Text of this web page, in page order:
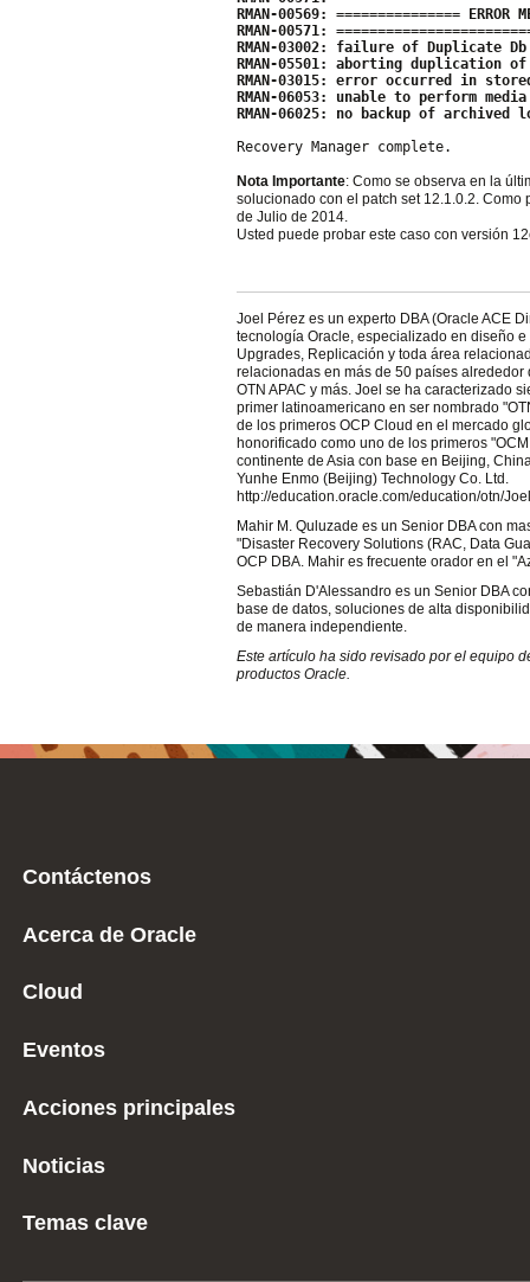
RMAN-00569: =============== ERROR
RMAN-00571:
RMAN-03002: failure of Duplicate
RMAN-05501: aborting duplication
RMAN-03015: error occurred in
RMAN-06053: unable to perform
RMAN-06025: no backup of
Recovery Manager complete.
Nota Importante: Como se observa en la
solucionado con el patch set 12.1.0.2.
de Julio de 2014.
Usted puede probar este caso con versión
Joel Pérez es un experto DBA (Oracle ACE
tecnología Oracle, especializado en diseño
Upgrades, Replicación y toda área
relacionadas en más de 50 países
OTN APAC y más. Joel se ha caracterizado
primer latinoamericano en ser nombrado
de los primeros OCP Cloud en el mercado
honorificado como uno de los primeros
continente de Asia con base en Beijing,
Yunhe Enmo (Beijing) Technology Co. Ltd.
http://education.oracle.com/education/otn/
Mahir M. Quluzade es un Senior DBA con
"Disaster Recovery Solutions (RAC, Data
OCP DBA. Mahir es frecuente orador en el
Sebastián D'Alessandro es un Senior DBA
base de datos, soluciones de alta
de manera independiente.
Este artículo ha sido revisado por el equipo
productos Oracle.
Contáctenos
Acerca de Oracle
Cloud
Eventos
Acciones principales
Noticias
Temas clave